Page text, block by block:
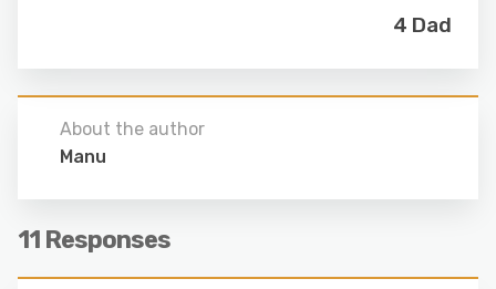
4 Dad
About the author
Manu
11 Responses